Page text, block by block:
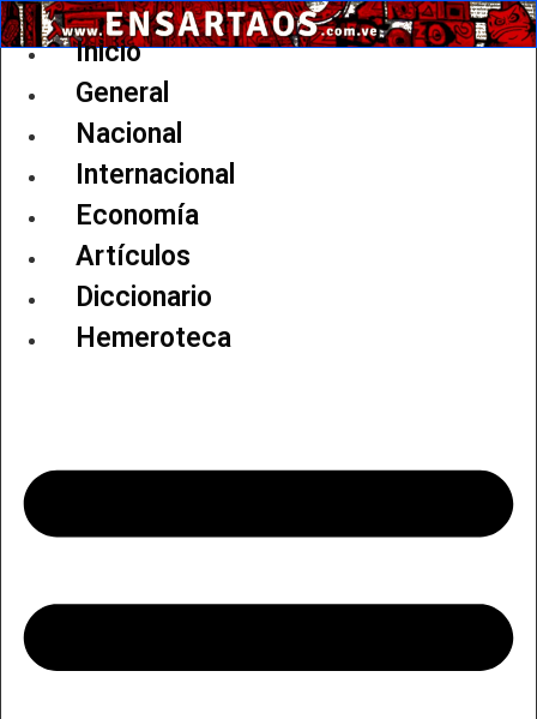
Ir
al
Inicio
General
Nacional
Internacional
Economía
Artículos
Diccionario
Hemeroteca